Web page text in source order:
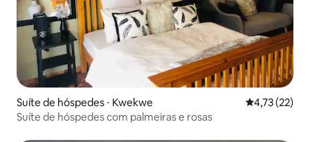
Suíte de hóspedes ⋅ Kwekwe 4,73 de uma
4,73 (22)
Suíte de hóspedes com palmeiras e rosas